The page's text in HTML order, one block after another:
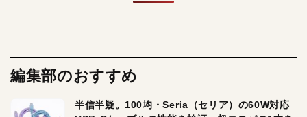
編集部のおすすめ
半信半疑。100均・Seria（セリア）の60W対応